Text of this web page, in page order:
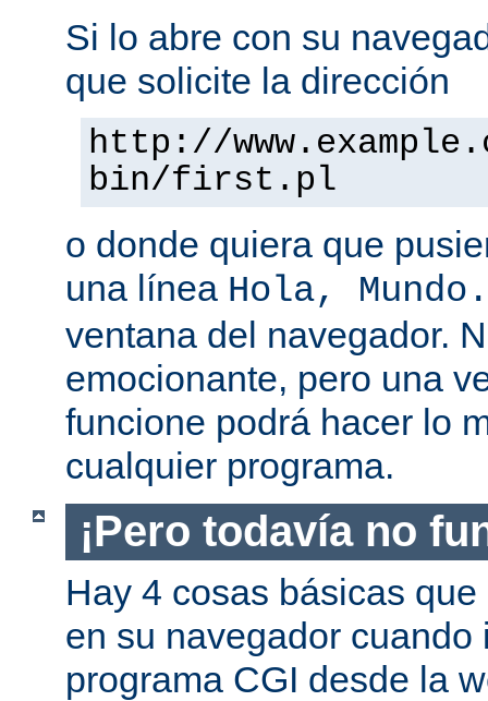
Si lo abre con su
que solicite la dirección
http://
bin/first.pl
o donde quiera que
una línea Hola, Mundo.
ventana del navegador.
emocionante, pero una
funcione podrá hacer lo
cualquier programa.
¡Pero todavía no
Hay 4 cosas básicas
en su navegador
programa CGI desde la